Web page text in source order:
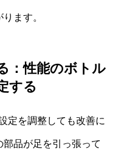
ます。
：性能のボトル
する
定を調整しても改善に
品が足を引っ張って